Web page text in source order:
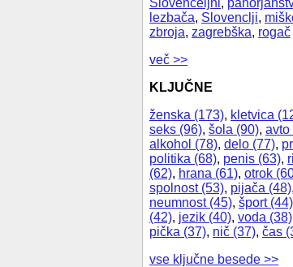
Slovenceljni,
lezbača, Slovenclji,
zbroja, zagrebška, rogač
več >>
KLJUČNE
ženska (173), kletvica
seks (96), šola (90), avto
alkohol (78), delo (77),
politika (68), penis (63),
(62), hrana (61), otrok
spolnost (53), pijača (48),
neumnost (45), šport (44)
(42), jezik (40), voda (38)
pička (37), nič (37), čas
vse ključne besede >>